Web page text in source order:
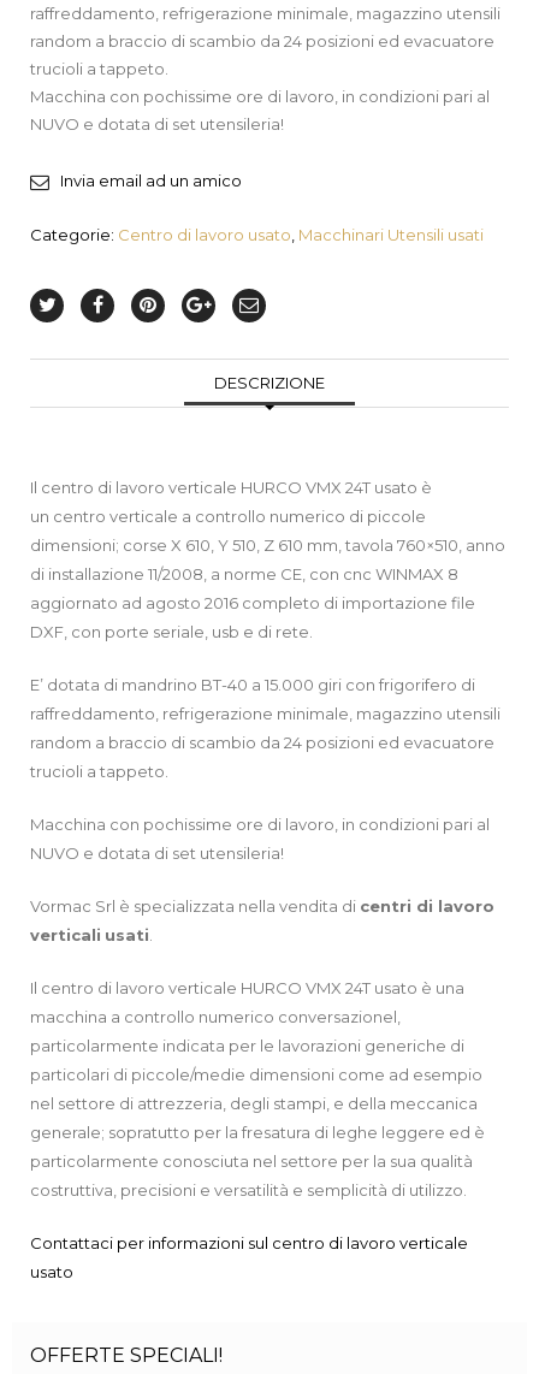
raffreddamento, refrigerazione minimale, magazzino utensili
random a braccio di scambio da 24 posizioni ed evacuatore
trucioli a tappeto.
Macchina con pochissime ore di lavoro, in condizioni pari al
NUVO e dotata di set utensileria!
Invia email ad un amico
Categorie: Centro di lavoro usato Macchinari Utensili usati
DESCRIZIONE
Il centro di lavoro verticale HURCO VMX 24T usato è
un centro verticale a controllo numerico di piccole
dimensioni; corse X 610, Y 510, Z 610 mm, tavola 760×510, anno
di installazione 11/2008, a norme CE, con cnc WINMAX 8
aggiornato ad agosto 2016 completo di importazione file
DXF, con porte seriale, usb e di rete.
E’ dotata di mandrino BT-40 a 15.000 giri con frigorifero di
raffreddamento, refrigerazione minimale, magazzino utensili
random a braccio di scambio da 24 posizioni ed evacuatore
trucioli a tappeto.
Macchina con pochissime ore di lavoro, in condizioni pari al
NUVO e dotata di set utensileria!
Vormac Srl è specializzata nella vendita di centri di lavoro
verticali usati
Il centro di lavoro verticale HURCO VMX 24T usato è una
macchina a controllo numerico conversazionel,
particolarmente indicata per le lavorazioni generiche di
particolari di piccole/medie dimensioni come ad esempio
nel settore di attrezzeria, degli stampi, e della meccanica
generale; sopratutto per la fresatura di leghe leggere ed è
particolarmente conosciuta nel settore per la sua qualità
costruttiva, precisioni e versatilità e semplicità di utilizzo.
Contattaci per informazioni sul centro di lavoro verticale
usato
OFFERTE SPECIALI!